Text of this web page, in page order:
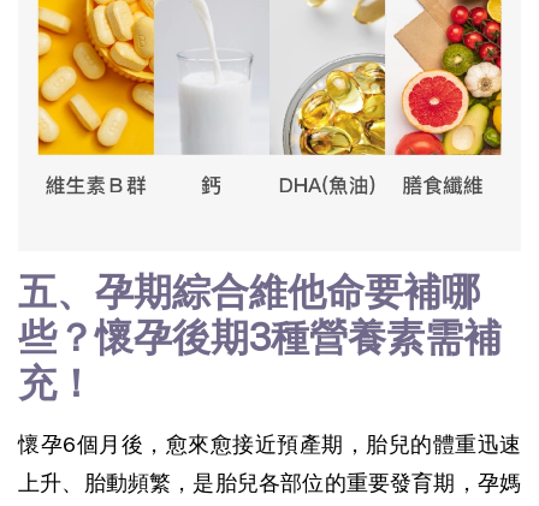
五、孕期綜合維他命要補哪
些？懷孕後期3種營養素需補
充！
懷孕6個月後，愈來愈接近預產期， 胎兒的體重迅速
上升、胎動頻繁，是胎兒各部位的重要發育期，孕媽